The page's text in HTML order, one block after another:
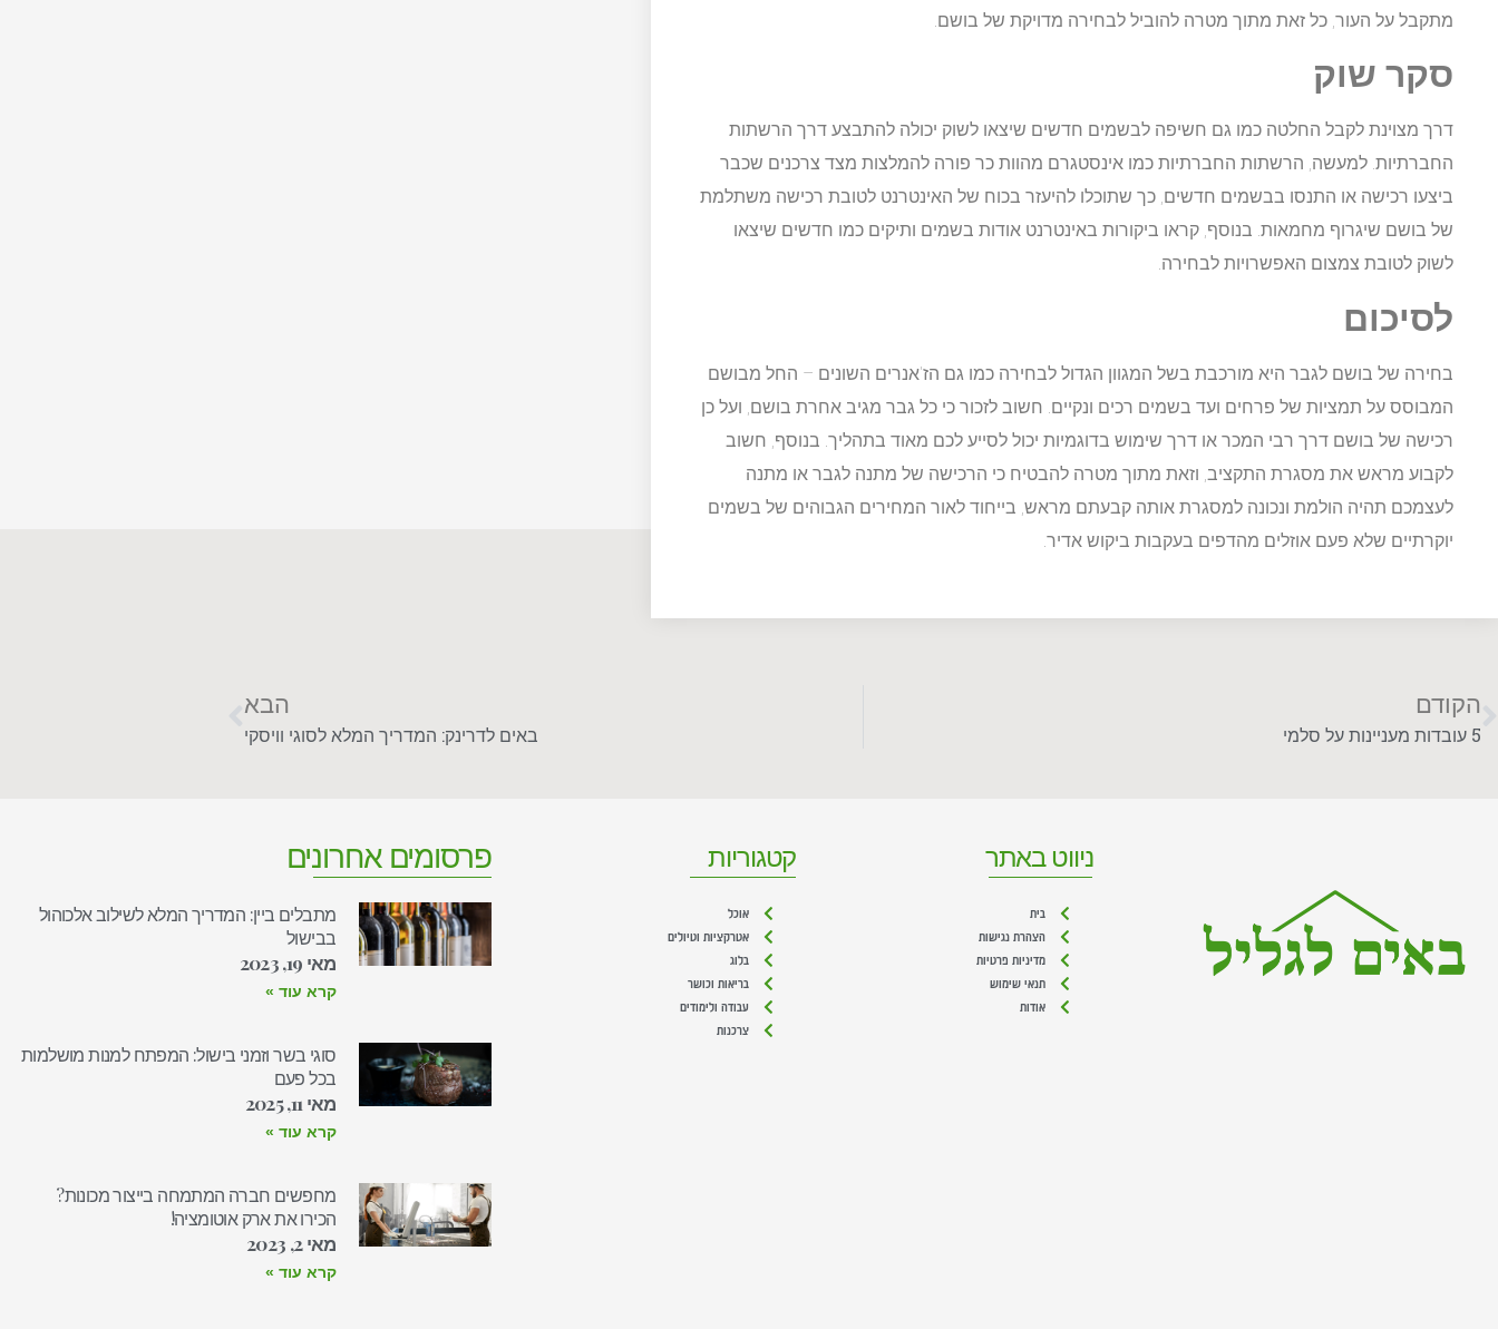
מתקבל על העור, כל זאת מתוך מטרה להוביל לבחירה מדויקת של בושם.
סקר שוק
דרך מצוינת לקבל החלטה כמו גם חשיפה לבשמים חדשים שיצאו לשוק יכולה להתבצע דרך הרשתות
החברתיות. למעשה, הרשתות החברתיות כמו אינסטגרם מהוות כר פורה להמלצות מצד צרכנים שכבר
ביצעו רכישה או התנסו בבשמים חדשים, כך שתוכלו להיעזר בכוח של האינטרנט לטובת רכישה משתלמת
של בושם שיגרוף מחמאות. בנוסף, קראו ביקורות באינטרנט אודות בשמים ותיקים כמו חדשים שיצאו
לשוק לטובת צמצום האפשרויות לבחירה.
לסיכום
בחירה של בושם לגבר היא מורכבת בשל המגוון הגדול לבחירה כמו גם הז'אנרים השונים – החל מבושם
המבוסס על תמציות של פרחים ועד בשמים רכים ונקיים. חשוב לזכור כי כל גבר מגיב אחרת בושם, ועל כן
רכישה של בושם דרך רבי המכר או דרך שימוש בדוגמיות יכול לסייע לכם מאוד בתהליך. בנוסף, חשוב
לקבוע מראש את מסגרת התקציב, וזאת מתוך מטרה להבטיח כי הרכישה של מתנה לגבר או מתנה
לעצמכם תהיה הולמת ונכונה למסגרת אותה קבעתם מראש, בייחוד לאור המחירים הגבוהים של בשמים
יוקרתיים שלא פעם אוזלים מהדפים בעקבות ביקוש אדיר.
הקודם
5 עובדות מעניינות על סלמי
הבא
באים לדרינק: המדריך המלא לסוגי וויסקי
ניווט באתר
בית
הצהרת נגישות
מדיניות פרטיות
תנאי שימוש
אודות
קטגוריות
אוכל
אטרקציות וטיולים
בלוג
בריאות וכושר
עבודה ולימודים
צרכנות
פרסומים אחרונים
מתבלים ביין: המדריך המלא לשילוב אלכוהול
בבישול
מאי 19, 2023
קרא עוד »
סוגי בשר וזמני בישול: המפתח למנות מושלמות
בכל פעם
מאי 11, 2025
קרא עוד »
מחפשים חברה המתמחה בייצור מכונות?
הכירו את ארק אוטומציה!
מאי 2, 2023
קרא עוד »